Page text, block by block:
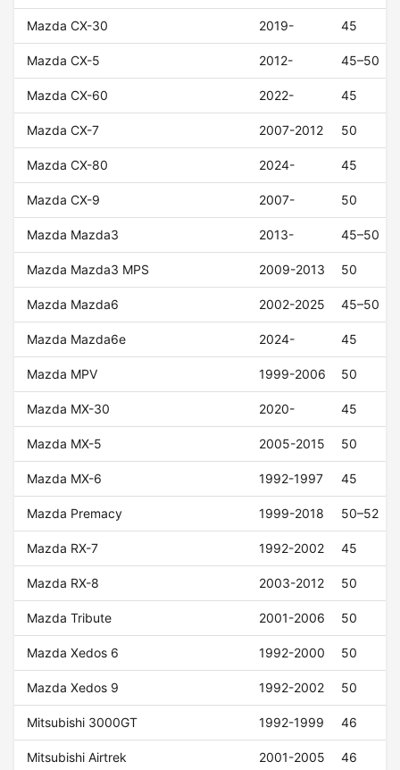
Mazda CX-30 2019- 45
Mazda CX-5 2012- 45–50
Mazda CX-60 2022- 45
Mazda CX-7 2007-2012 50
Mazda CX-80 2024- 45
Mazda CX-9 2007- 50
Mazda Mazda3 2013- 45–50
Mazda Mazda3 MPS 2009-2013 50
Mazda Mazda6 2002-2025 45–50
Mazda Mazda6e 2024- 45
Mazda MPV 1999-2006 50
Mazda MX-30 2020- 45
Mazda MX-5 2005-2015 50
Mazda MX-6 1992-1997 45
Mazda Premacy 1999-2018 50–52
Mazda RX-7 1992-2002 45
Mazda RX-8 2003-2012 50
Mazda Tribute 2001-2006 50
Mazda Xedos 6 1992-2000 50
Mazda Xedos 9 1992-2002 50
Mitsubishi 3000GT 1992-1999 46
Mitsubishi Airtrek 2001-2005 46